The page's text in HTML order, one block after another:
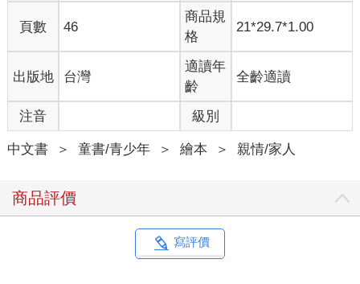
頁數 46
商品規
格
21*29.7*1.00
出版地 台灣
適讀年
齡
全齡適讀
注音 級別
中文書 ＞ 童書/青少年 ＞ 繪本 ＞ 親情/家人
商品評價
寫評價